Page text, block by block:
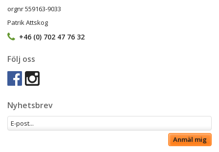
orgnr 559163-9033
Patrik Attskog
+46 (0) 702 47 76 32
Följ oss
Nyhetsbrev
Anmäl mig